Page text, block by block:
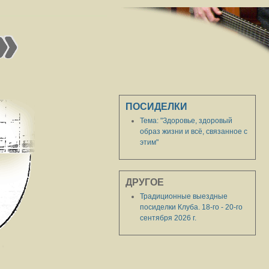
ПОСИДЕЛКИ
Тема: "Здоровье, здоровый
образ жизни и всё, связанное с
этим"
ДРУГОЕ
Традиционные выездные
посиделки Клуба. 18-го - 20-го
сентября 2026 г.